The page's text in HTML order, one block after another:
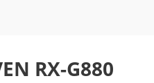
RX-G880